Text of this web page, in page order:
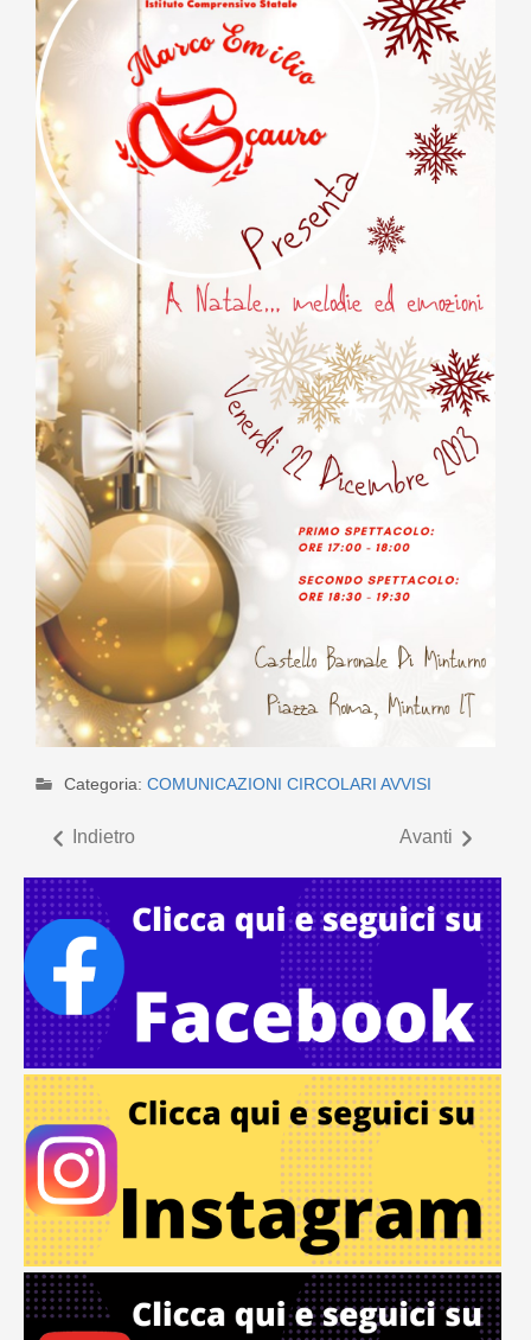
Categoria: COMUNICAZIONI CIRCOLARI AVVISI
Indietro Avanti